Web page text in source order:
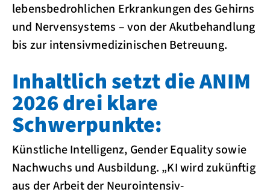
lebensbedrohlichen Erkrankungen des Gehirns
und Nervensystems – von der Akutbehandlung
bis zur intensivmedizinischen Betreuung.
Inhaltlich setzt die ANIM
2026 drei klare
Schwerpunkte:
Künstliche Intelligenz, Gender Equality sowie
Nachwuchs und Ausbildung. „KI wird zukünftig
aus der Arbeit der Neurointensiv-